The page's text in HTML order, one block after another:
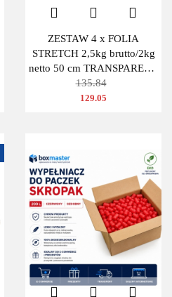
ZESTAW 4 x FOLIA
STRETCH 2,5kg brutto/2kg
netto 50 cm TRANSPARENT
BEZBARWNA
135.84
129.05